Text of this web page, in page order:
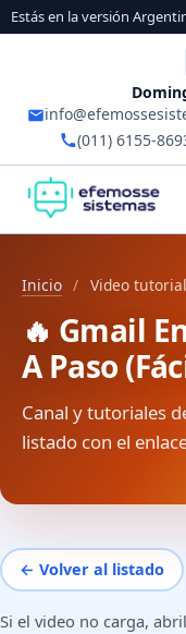
Estás en la versión
(011) 6155-
Inicio / Video
🔥 Gmail
A Paso
Canal y tutoriales
listado con el
← Volver al listado
Si el video no carga,